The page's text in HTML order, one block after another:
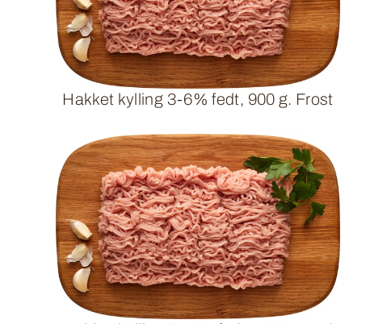
Hakket kylling 3-6% fedt, 900 g. Frost